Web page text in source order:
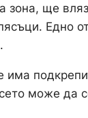
зона, ще
Едно
има
може да